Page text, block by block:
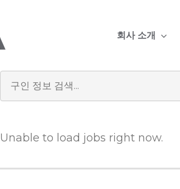
회사 소개
Unable to load jobs right now.